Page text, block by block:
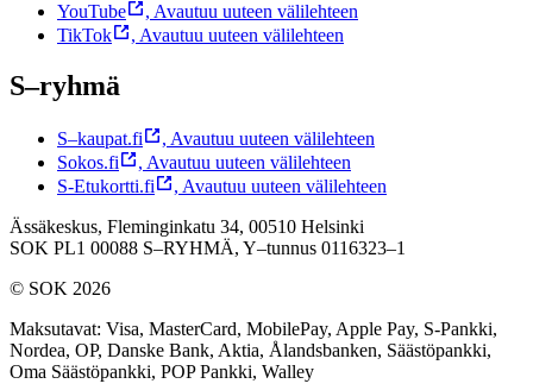
YouTube
, Avautuu uuteen välilehteen
TikTok
, Avautuu uuteen välilehteen
S–ryhmä
S–kaupat.fi , Avautuu uuteen välilehteen
Sokos.fi
, Avautuu uuteen välilehteen
S-Etukortti.fi
, Avautuu uuteen välilehteen
Ässäkeskus, Fleminginkatu 34, 00510 Helsinki
SOK PL1 00088 S–RYHMÄ, Y–tunnus 0116323–1
© SOK 2026
Maksutavat: Visa, MasterCard, MobilePay, Apple Pay, S-Pankki,
Nordea, OP, Danske Bank, Aktia, Ålandsbanken, Säästöpankki,
Oma Säästöpankki, POP Pankki, Walley